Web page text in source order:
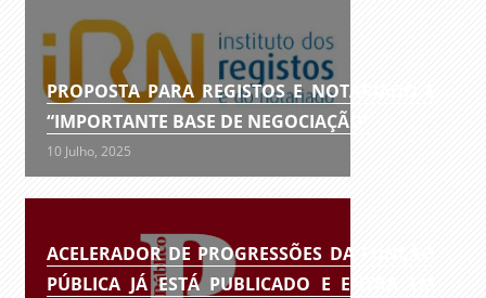
PROPOSTA PARA REGISTOS E NOTARIADO É
“IMPORTANTE BASE DE NEGOCIAÇÃO”
10 Julho, 2025
ACELERADOR DE PROGRESSÕES DA FUNÇÃO
PÚBLICA JÁ ESTÁ PUBLICADO E ENTRA EM